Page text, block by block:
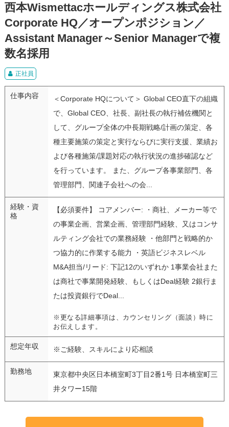
西本Wismettacホールディングス株式会社
Corporate HQ／オープンポジション／
Assistant Manager～Senior Managerで複
数名採用
正社員
仕事内容
＜Corporate HQについて＞ Global CEO直下の組織
で、Global CEO、社長、副社長の執行補佐機関と
して、グループ全体の中長期戦略/計画の策定、各
種主要施策の策定と実行ならびに実行支援、業績お
よび各種施策/課題対応の執行状況の進捗確認など
を行っています。 また、グループ各事業部門、各
管理部門、関連子会社への会...
経験・資
格
【必須要件】 コアメンバー: ・商社、メーカー等で
の事業企画、営業企画、管理部門経験、又はコンサ
ルティング会社での業務経験 ・他部門と戦略的か
つ協力的に作業する能力 ・英語ビジネスレベル
M&A担当/リード: 下記12のいずれか 1事業会社また
は商社で事業開発経験、もしくはDeal経験 2銀行ま
たは投資銀行でDeal...
※更なる詳細事項は、カウンセリング（面談）時に
お伝えします。
想定年収 ※ご経験、スキルにより応相談
勤務地
東京都中央区日本橋室町3丁目2番1号 日本橋室町三
井タワー15階